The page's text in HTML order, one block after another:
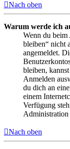
Nach oben
Warum werde ich
Wenn du
bleiben“ nicht
angemeldet.
bleiben,
Anmelden
du dich an
einem
Verfügung
Administration
Nach oben